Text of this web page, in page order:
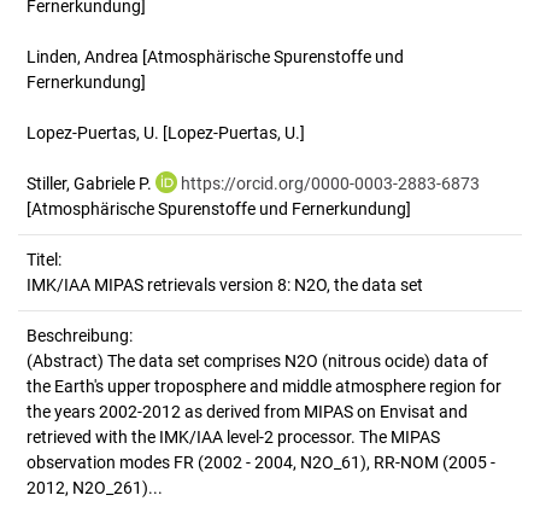
Fernerkundung]
Linden, Andrea [Atmosphärische Spurenstoffe und
Fernerkundung]
Lopez-Puertas, U. [Lopez-Puertas, U.]
Stiller, Gabriele P.
https://orcid.org/0000-0003-2883-6873
[Atmosphärische Spurenstoffe und Fernerkundung]
Titel:
IMK/IAA MIPAS retrievals version 8: N2O, the data set
Beschreibung:
(Abstract) The data set comprises N2O (nitrous ocide) data of
the Earth's upper troposphere and middle atmosphere region for
the years 2002-2012 as derived from MIPAS on Envisat and
retrieved with the IMK/IAA level-2 processor. The MIPAS
observation modes FR (2002 - 2004, N2O_61), RR-NOM (2005 -
2012, N2O_261)...